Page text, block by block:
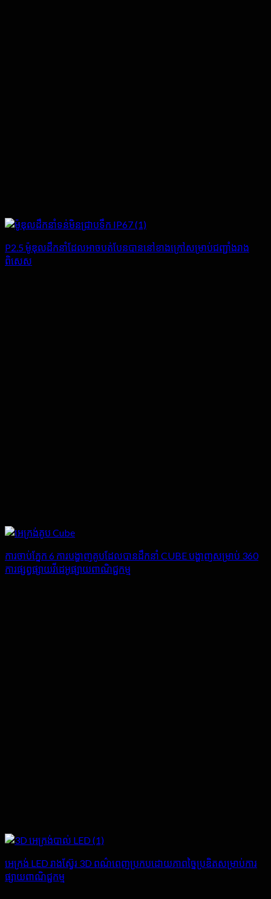
P2.5 ម៉ូឌុលដឹកនាំដែលអាចបត់បែនបាននៅខាងក្រៅសម្រាប់ជញ្ជាំងរាង
ពិសេស
ការចាប់ភ្នែក 6 ការបង្ហាញគូបដែលបានដឹកនាំ CUBE បង្ហាញសម្រាប់ 360
ការផ្សព្វផ្សាយវីដេអូផ្សាយពាណិជ្ជកម្ម
អេក្រង់ LED រាងស្វ៊ែរ 3D ពណ៌ពេញប្រកបដោយភាពច្នៃប្រឌិតសម្រាប់ការ
ផ្សាយពាណិជ្ជកម្ម